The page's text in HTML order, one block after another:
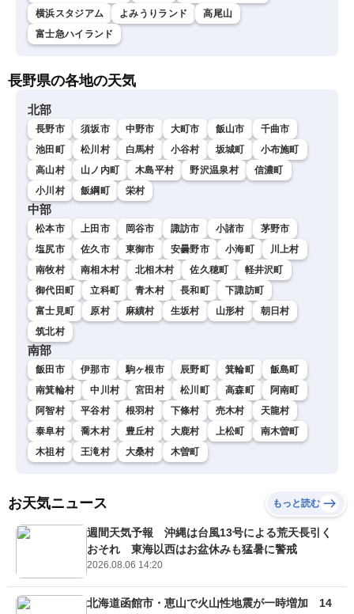
横浜スタジアム よみうりランド
高尾山
富士急ハイランド
長野県の各地の天気
北部
長野市 須坂市 中野市 大町市 飯山市
千曲市
池田町
松川村 白馬村 小谷村 坂城町
小布施町
高山村
山ノ内町 木島平村 野沢温泉村
信濃町
小川村
飯綱町 栄村
中部
松本市 上田市 岡谷市 諏訪市 小諸市
茅野市
塩尻市
佐久市 東御市 安曇野市 小海町
川上村
南牧村
南相木村 北相木村 佐久穂町
軽井沢町
御代田町
立科町 青木村 長和町
下諏訪町
富士見町
原村 麻績村 生坂村 山形村
朝日村
筑北村
南部
飯田市 伊那市 駒ヶ根市 辰野町 箕輪町
飯島町
南箕輪村
中川村 宮田村 松川町 高森町
阿南町
阿智村
平谷村 根羽村 下條村 売木村
天龍村
泰阜村
喬木村 豊丘村 大鹿村 上松町
南木曽町
木祖村
王滝村 大桑村 木曽町
お天気ニュース もっと読む
週間天気予報 沖縄は台風13号による荒天長引く
おそれ 東海以西はお盆休みも猛暑に警戒
2026.08.06 14:20
北海道函館市・恵山で火山性地震が一時増加 14